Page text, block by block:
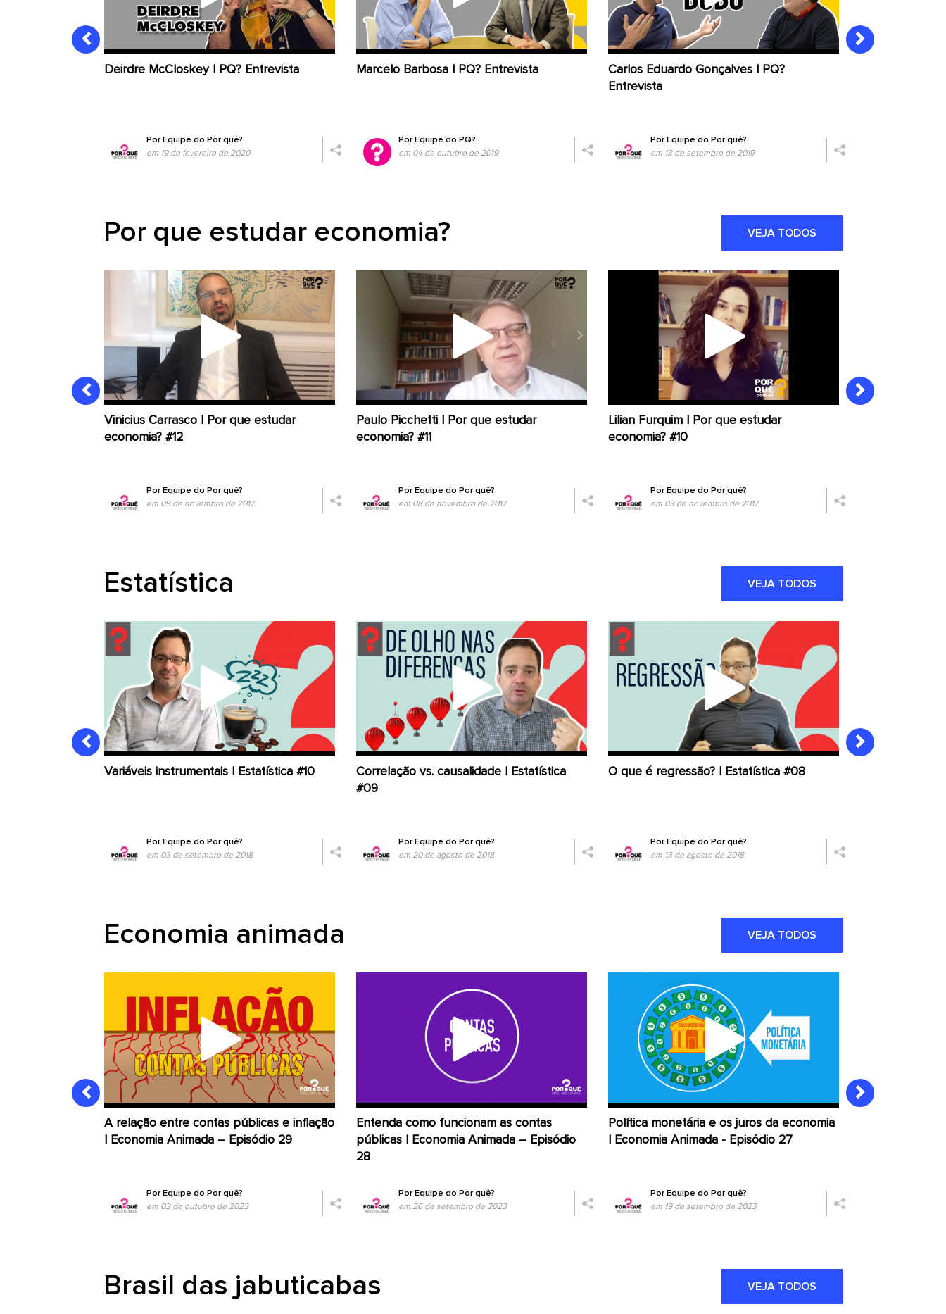
Deirdre McCloskey | PQ? Entrevista
PorEquipe do Por quê?
em 19 de fevereiro de 2020
Marcelo Barbosa | PQ? Entrevista
PorEquipe do PQ?
em 04 de outubro de 2019
Carlos Eduardo Gonçalves | PQ?
Entrevista
PorEquipe do Por quê?
em 13 de setembro de 2019
Por que estudar economia? VEJA TODOS
Vinicius Carrasco | Por que estudar
economia? #12
PorEquipe do Por quê?
em 09 de novembro de 2017
Paulo Picchetti | Por que estudar
economia? #11
PorEquipe do Por quê?
em 08 de novembro de 2017
Lilian Furquim | Por que estudar
economia? #10
PorEquipe do Por quê?
em 03 de novembro de 2017
Estatística VEJA TODOS
Variáveis instrumentais | Estatística #10
PorEquipe do Por quê?
em 03 de setembro de 2018
Correlação vs. causalidade | Estatística
#09
PorEquipe do Por quê?
em 20 de agosto de 2018
O que é regressão? | Estatística #08
PorEquipe do Por quê?
em 13 de agosto de 2018
Economia animada VEJA TODOS
A relação entre contas públicas e inflação
| Economia Animada – Episódio 29
PorEquipe do Por quê?
em 03 de outubro de 2023
Entenda como funcionam as contas
públicas | Economia Animada – Episódio
28
PorEquipe do Por quê?
em 26 de setembro de 2023
Política monetária e os juros da economia
| Economia Animada - Episódio 27
PorEquipe do Por quê?
em 19 de setembro de 2023
Brasil das jabuticabas VEJA TODOS